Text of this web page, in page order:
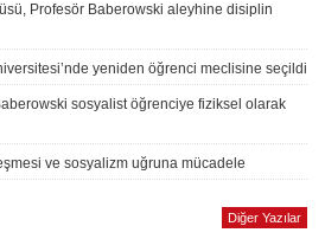
Profesör Baberowski aleyhine disiplin
yeniden öğrenci meclisine seçildi
sosyalist öğrenciye fiziksel olarak
ve sosyalizm uğruna mücadele
Diğer Yazılar